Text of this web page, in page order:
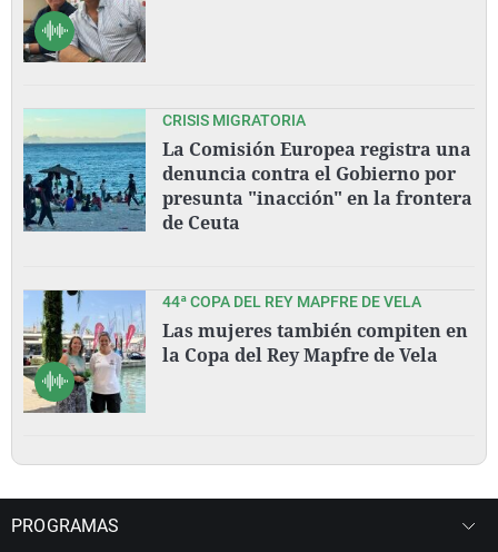
CRISIS MIGRATORIA
La Comisión Europea registra una
denuncia contra el Gobierno por
presunta "inacción" en la frontera
de Ceuta
44ª COPA DEL REY MAPFRE DE VELA
Las mujeres también compiten en
la Copa del Rey Mapfre de Vela
PROGRAMAS